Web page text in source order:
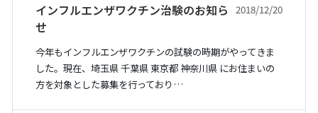
インフルエンザワクチン治験のお知ら
せ
2018/12/20
今年もインフルエンザワクチンの試験の時期がやってきま
した。現在、埼玉県 千葉県 東京都 神奈川県 にお住まいの
方を対象とした募集を行っており…